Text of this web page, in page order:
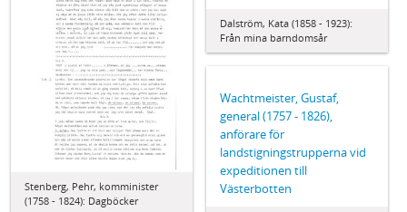
Dalström, Kata (1858 - 1923):
Från mina barndomsår
Stenberg, Pehr, komminister
(1758 - 1824): Dagböcker
Wachtmeister, Gustaf,
general (1757 - 1826),
anförare för
landstigningstrupperna vid
expeditionen till
Västerbotten